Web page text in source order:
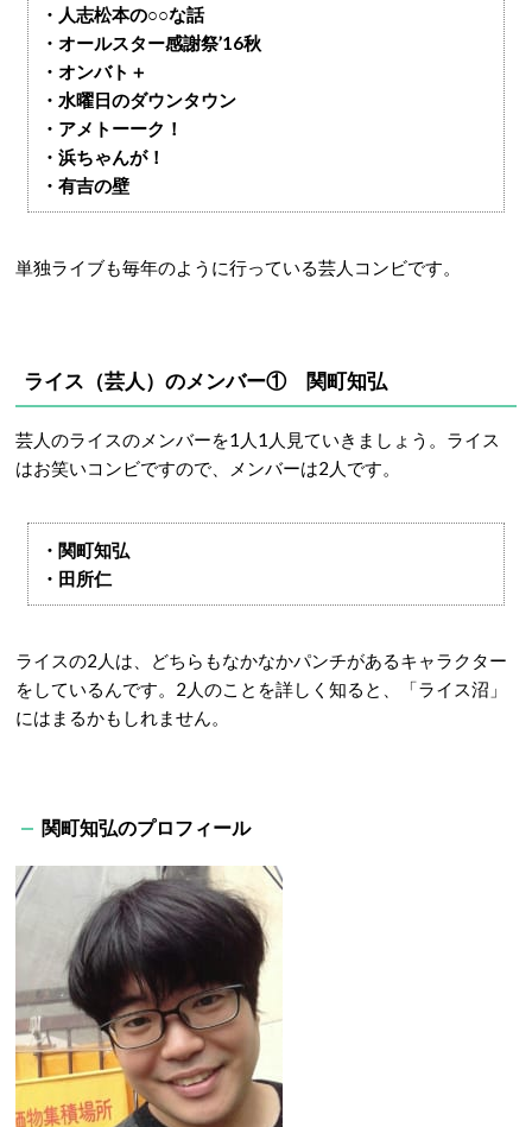
・人志松本の○○な話
・オールスター感謝祭’16秋
・オンバト＋
・水曜日のダウンタウン
・アメトーーク！
・浜ちゃんが！
・有吉の壁
単独ライブも毎年のように行っている芸人コンビです。
ライス（芸人）のメンバー① 関町知弘
芸人のライスのメンバーを1人1人見ていきましょう。ライス
はお笑いコンビですので、メンバーは2人です。
・関町知弘
・田所仁
ライスの2人は、どちらもなかなかパンチがあるキャラクター
をしているんです。2人のことを詳しく知ると、「ライス沼」
にはまるかもしれません。
関町知弘のプロフィール